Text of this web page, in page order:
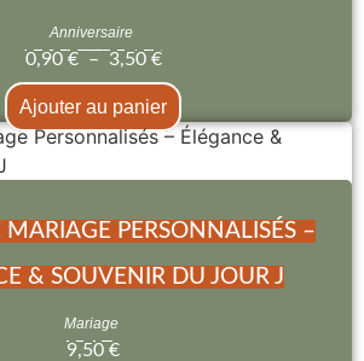
Anniversaire
0,90 € – 3,50 €
Ajouter au panier
MARIAGE PERSONNALISÉS –
& SOUVENIR DU JOUR J
Mariage
9,50 €